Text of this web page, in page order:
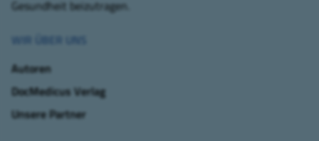
Gesundheit beizutragen.
WIR ÜBER UNS
Autoren
DocMedicus Verlag
Unsere Partner